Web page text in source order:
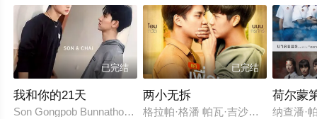
已完结
我和你的21天
Son Gongpob Bunnathong Chai Somchai Charoensook
已完结
两小无拆
格拉帕·格潘 帕瓦·吉沙晚迪 帕兰妮·
荷尔蒙
纳查潘·